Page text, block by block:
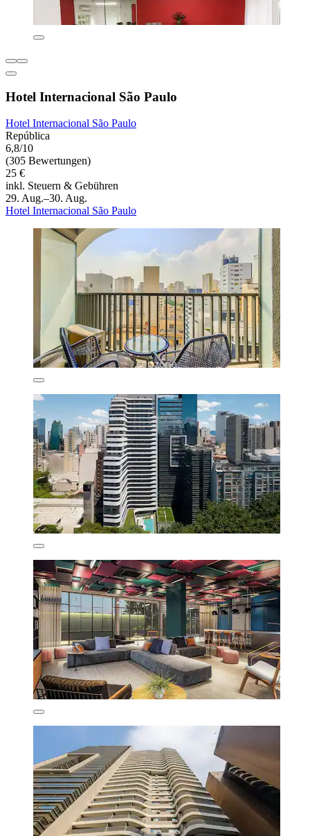
Hotel Internacional São Paulo
Hotel Internacional São Paulo
República
6,8/10
(305 Bewertungen)
25 €
inkl. Steuern & Gebühren
29. Aug.–30. Aug.
Hotel Internacional São Paulo